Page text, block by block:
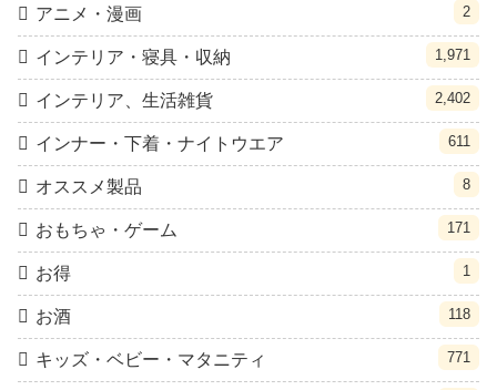
アニメ・漫画 2
インテリア・寝具・収納 1,971
インテリア、生活雑貨 2,402
インナー・下着・ナイトウエア 611
オススメ製品 8
おもちゃ・ゲーム 171
お得 1
お酒 118
キッズ・ベビー・マタニティ 771